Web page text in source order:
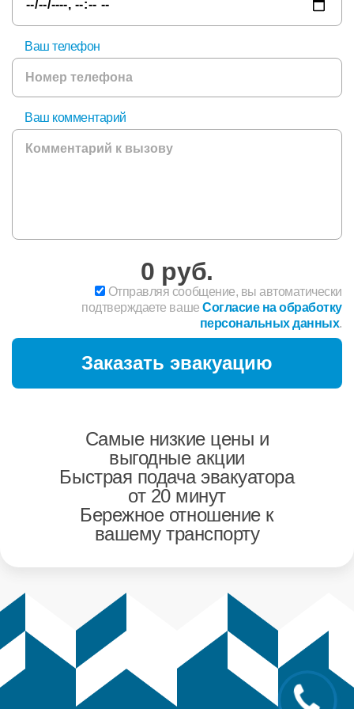
Ваш телефон
Ваш комментарий
0 руб.
Отправляя сообщение, вы автоматически
подтверждаете вашеСогласие на обработку
персональных данных.
Самые низкие цены и
выгодные акции
Быстрая подача эвакуатора
от 20 минут
Бережное отношение к
вашему транспорту